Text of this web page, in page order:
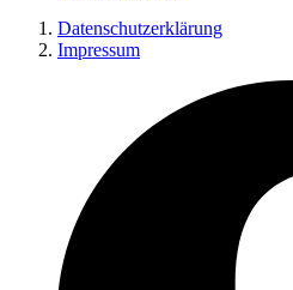
Datenschutzerklärung
Impressum